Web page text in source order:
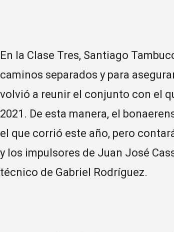
En la Clase Tres, Santiago
caminos separados y para
volvió a reunir el conjunto con el
2021. De esta manera, el
el que corrió este año, pero
y los impulsores de Juan José
técnico de Gabriel Rodríguez.